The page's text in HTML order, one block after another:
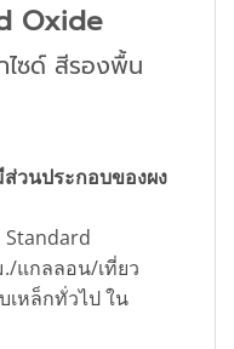
Oxide
ไซด์ สีรองพื้น
วนประกอบของผง
Standard
./แกลลอน/เที่ยว
เหล็กทั่วไป ใน